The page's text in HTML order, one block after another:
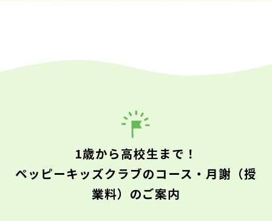
1歳から高校生まで！
ペッピーキッズクラブのコース・月謝（授
業料）のご案内